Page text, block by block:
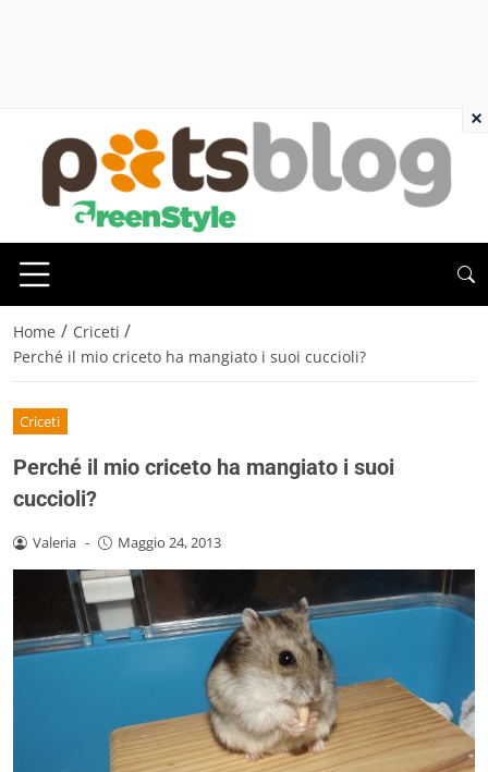
Home / Criceti /
Perché il mio criceto ha mangiato i suoi cuccioli?
Criceti
Perché il mio criceto ha mangiato i suoi
cuccioli?
Valeria - Maggio 24, 2013
×